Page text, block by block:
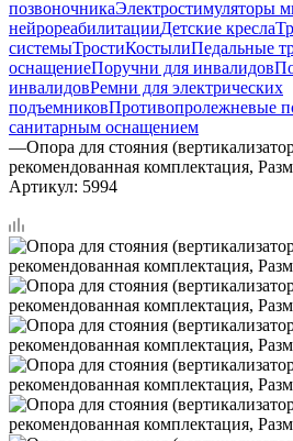
позвоночникаЭлектростимуляторы
нейрореабилитацииДетские кресла
системыТростиКостылиПедальные
оснащениеПоручни для инвалидов
инвалидовРемни для электрических
подъемниковПротивопролежневые
санитарным оснащением
—Опора для стояния
рекомендованная комплектация,
Артикул: 5994